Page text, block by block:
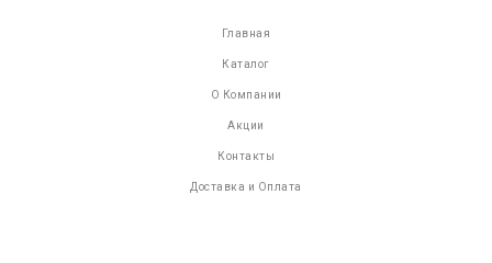
Главная
Каталог
О Компании
Акции
Контакты
Доставка и Оплата